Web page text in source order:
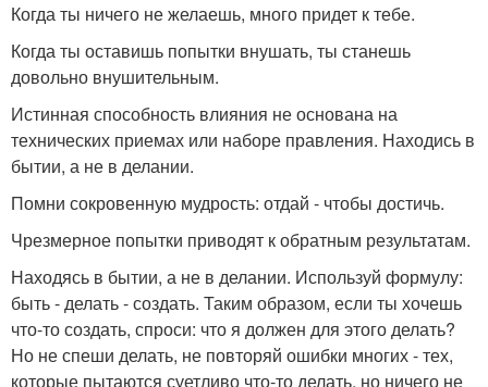
Когда ты ничего не желаешь, много придет к тебе.
Когда ты оставишь попытки внушать, ты станешь
довольно внушительным.
Истинная способность влияния не основана на
технических приемах или наборе правления. Находись в
бытии, а не в делании.
Помни сокровенную мудрость: отдай - чтобы достичь.
Чрезмерное попытки приводят к обратным результатам.
Находясь в бытии, а не в делании. Используй формулу:
быть - делать - создать. Таким образом, если ты хочешь
что-то создать, спроси: что я должен для этого делать?
Но не спеши делать, не повторяй ошибки многих - тех,
которые пытаются суетливо что-то делать, но ничего не